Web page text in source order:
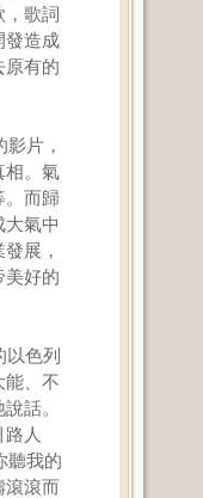
歌詞
發造成
原有的
片，
相。氣
。而歸
氣中
展，
美好的
色列
能、不
話。
人
聽我的
滾滾而